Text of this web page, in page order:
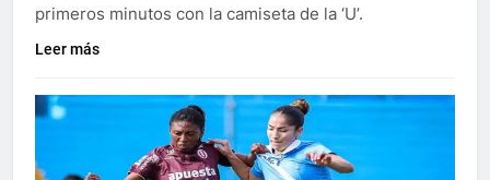
primeros minutos con la camiseta de la ‘U’.
Leer más